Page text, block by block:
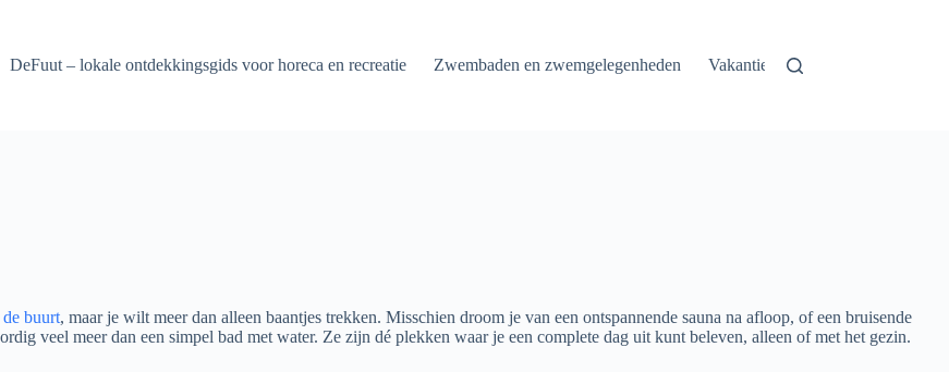
DeFuut – lokale ontdekkingsgids voor horeca en recreatie Zwembaden en zwemgelegenheden Vakanties en weekendjes weg
buurt, maar je wilt meer dan alleen baantjes trekken. Misschien droom je van een ontspannende sauna na afloop, of een bruisende
veel meer dan een simpel bad met water. Ze zijn dé plekken waar je een complete dag uit kunt beleven, alleen of met het gezin.